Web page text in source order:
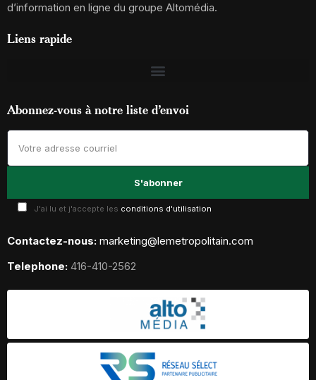
d’information en ligne du groupe Altomédia.
Liens rapide
Abonnez-vous à notre liste d’envoi
J'ai lu et j'accepte les conditions d'utilisation
Contactez-nous: marketing@lemetropolitain.com
Telephone: 416-410-2562